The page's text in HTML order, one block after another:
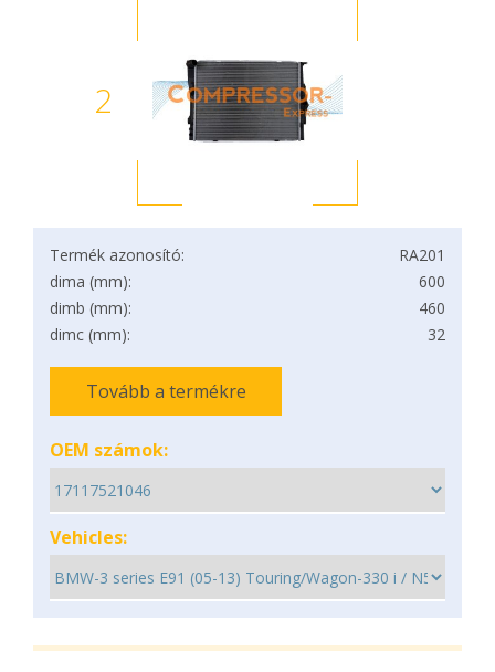
2
Termék azonosító:
RA201
dima (mm):
600
dimb (mm):
460
dimc (mm):
32
Tovább a termékre
OEM számok:
Vehicles: